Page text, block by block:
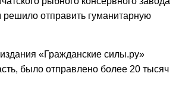
отправить гуманитарную
«Гражданские силы.ру»
было отправлено более 20 тысяч